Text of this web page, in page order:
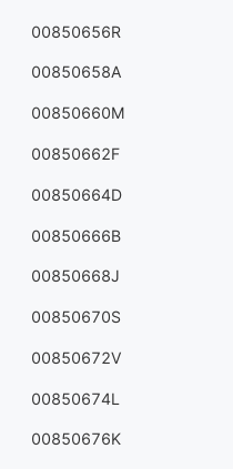
00850656R
00850658A
00850660M
00850662F
00850664D
00850666B
00850668J
00850670S
00850672V
00850674L
00850676K